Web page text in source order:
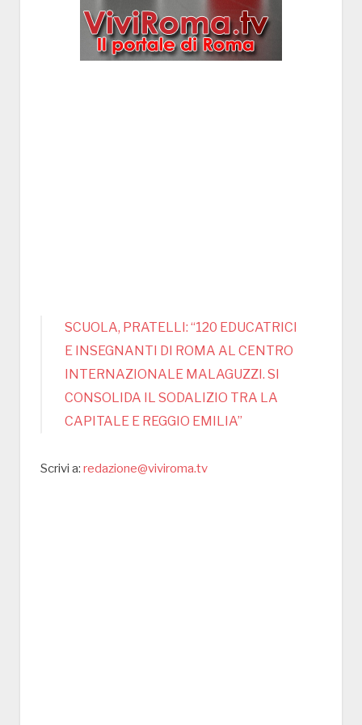
SCUOLA, PRATELLI: “120 EDUCATRICI
E INSEGNANTI DI ROMA AL CENTRO
INTERNAZIONALE MALAGUZZI. SI
CONSOLIDA IL SODALIZIO TRA LA
CAPITALE E REGGIO EMILIA”
Scrivi a: redazione@viviroma.tv